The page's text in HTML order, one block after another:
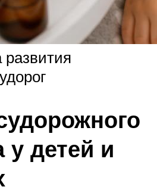
детей и